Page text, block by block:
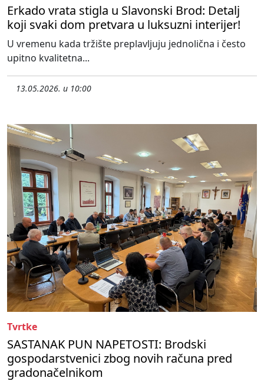
Erkado vrata stigla u Slavonski Brod: Detalj
koji svaki dom pretvara u luksuzni interijer!
U vremenu kada tržište preplavljuju jednolična i često
upitno kvalitetna...
13.05.2026. u 10:00
Tvrtke
SASTANAK PUN NAPETOSTI: Brodski
gospodarstvenici zbog novih računa pred
gradonačelnikom